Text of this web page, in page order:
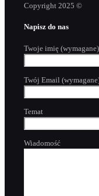
Copyright 2025 ©
Napisz do nas
Twoje imię (wymagane)
Twój Email
Temat
Wiadomość